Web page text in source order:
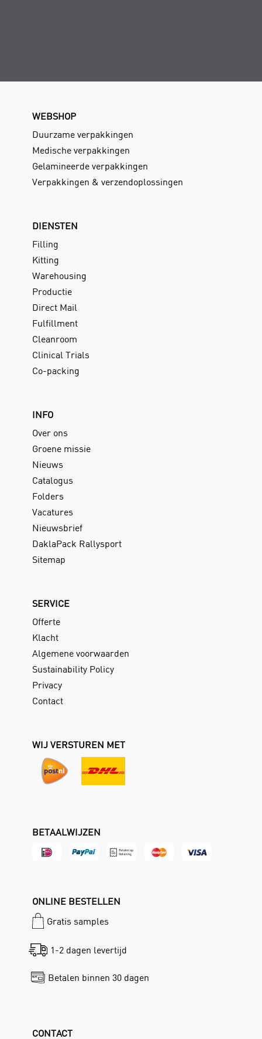
WEBSHOP
Duurzame verpakkingen
Medische verpakkingen
Gelamineerde verpakkingen
Verpakkingen & verzendoplossingen
DIENSTEN
Filling
Kitting
Warehousing
Productie
Direct Mail
Fulfillment
Cleanroom
Clinical Trials
Co-packing
INFO
Over ons
Groene missie
Nieuws
Catalogus
Folders
Vacatures
Nieuwsbrief
DaklaPack Rallysport
Sitemap
SERVICE
Offerte
Klacht
Algemene voorwaarden
Sustainability Policy
Privacy
Contact
WIJ VERSTUREN MET
BETAALWIJZEN
ONLINE BESTELLEN
Gratis samples
1-2 dagen levertijd
Betalen binnen 30 dagen
CONTACT